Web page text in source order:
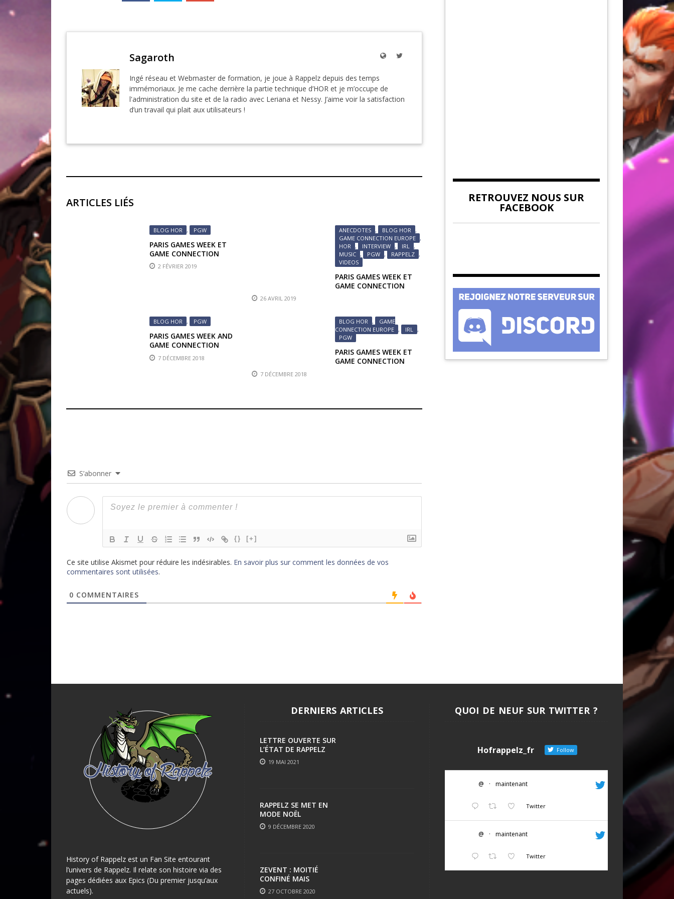
EPIC 9.5 : LES ÉPREUVES DE DEVILDOM
Sagaroth
Ingé réseau et Webmaster de formation, je joue à Rappelz depuis des temps
immémoriaux. Je me cache derrière la partie technique d’HOR et je m’occupe de
l'administration du site et de la radio avec Leriana et Nessy. J’aime voir la satisfaction
d’un travail qui plait aux utilisateurs !
ARTICLES LIÉS
BLOG HOR , PGW
PARIS GAMES WEEK ET
GAME CONNECTION
2018 : METRO EXODIUS
2 FÉVRIER 2019
ANECDOTES , BLOG HOR ,
GAME CONNECTION EUROPE ,
HOR , INTERVIEW , IRL ,
MUSIC , PGW , RAPPELZ ,
VIDEOS
PARIS GAMES WEEK ET
GAME CONNECTION
26 AVRIL 2019
BLOG HOR , PGW
PARIS GAMES WEEK AND
GAME CONNECTION
EUROPE 2018:
INTRODUCTION
7 DÉCEMBRE 2018
BLOG HOR ,
GAME
CONNECTION EUROPE , IRL ,
PGW
PARIS GAMES WEEK ET
GAME CONNECTION
7 DÉCEMBRE 2018
S’abonner
{} [+]
Ce site utilise Akismet pour réduire les indésirables. En savoir plus sur comment les données de vos
commentaires sont utilisées.
0 COMMENTAIRES
RETROUVEZ NOUS SUR
FACEBOOK
History of Rappelz est un Fan Site entourant
l’univers de Rappelz. Il relate son histoire via des
pages dédiées aux Epics (Du premier jusqu’aux
actuels).
DERNIERS ARTICLES
LETTRE OUVERTE SUR
L’ÉTAT DE RAPPELZ
19 MAI 2021
RAPPELZ SE MET EN
MODE NOËL
9 DÉCEMBRE 2020
ZEVENT : MOITIÉ
CONFINÉ MAIS
TOUJOURS AUSSI FUN
27 OCTOBRE 2020
QUOI DE NEUF SUR TWITTER ?
Hofrappelz_fr Follow
@ · maintenant
Twitter
@ · maintenant
Twitter